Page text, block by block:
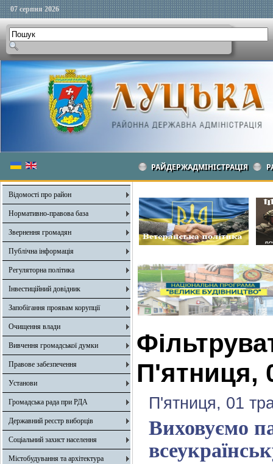
07 серпня 2026
РАЙДЕРЖАДМІНІСТРАЦІЯ
Відомості про район
Нормативно-правова база
Звернення громадян
Публічна інформація
Регуляторна політика
Інвестиційний довідник
Запобігання проявам корупції
Очищення влади
Вивчення громадської думки
Правове забезпечення
Установи
Громадська рада при РДА
Державний реєстр виборців
Соціальний захист населення
Містобудування та архітектура
П'ятниця,
П'ятниця, 01
Виховуємо